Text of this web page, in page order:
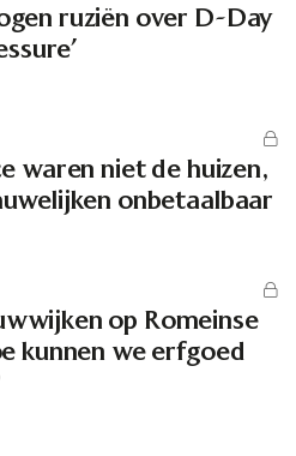
ruziën over D-Day
waren niet de huizen,
onbetaalbaar
op Romeinse
kunnen we erfgoed